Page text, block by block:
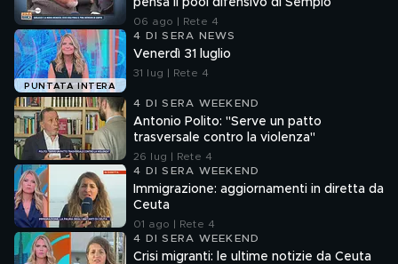
pensa il pool difensivo di Sempio
06 ago | Rete 4
PUNTATA INTERA
4 DI SERA NEWS
Venerdì 31 luglio
31 lug | Rete 4
4 DI SERA WEEKEND
Antonio Polito: "Serve un patto
trasversale contro la violenza"
26 lug | Rete 4
4 DI SERA WEEKEND
Immigrazione: aggiornamenti in diretta da
Ceuta
01 ago | Rete 4
4 DI SERA WEEKEND
Crisi migranti: le ultime notizie da Ceuta